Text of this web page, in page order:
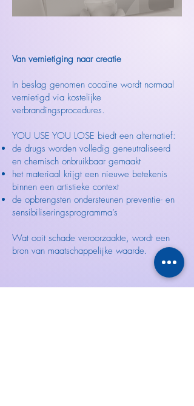
Van vernietiging naar creatie
In beslag genomen cocaïne wordt normaal
vernietigd via kostelijke
verbrandingsprocedures.
YOU USE YOU LOSE biedt een alternatief:
de drugs worden volledig geneutraliseerd
en chemisch onbruikbaar gemaakt
het materiaal krijgt een nieuwe betekenis
binnen een artistieke context
de opbrengsten ondersteunen preventie- en
sensibiliseringsprogramma’s
Wat ooit schade veroorzaakte, wordt een
bron van maatschappelijke waarde.